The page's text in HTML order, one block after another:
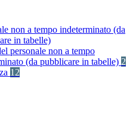
non a tempo indeterminato (da
in tabelle)
personale non a tempo
(da pubblicare in tabelle) 2
12